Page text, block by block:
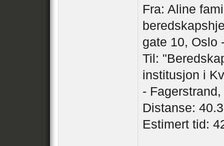
Fra: Aline
gate 10, Oslo
Til:
institusjon i
-
Distanse:
Estimert tid: